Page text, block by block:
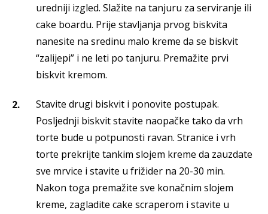
uredniji izgled. Slažite na tanjuru za serviranje ili
cake boardu. Prije stavljanja prvog biskvita
nanesite na sredinu malo kreme da se biskvit
“zalijepi” i ne leti po tanjuru. Premažite prvi
biskvit kremom.
Stavite drugi biskvit i ponovite postupak.
Posljednji biskvit stavite naopačke tako da vrh
torte bude u potpunosti ravan. Stranice i vrh
torte prekrijte tankim slojem kreme da zauzdate
sve mrvice i stavite u frižider na 20-30 min.
Nakon toga premažite sve konačnim slojem
kreme, zagladite cake scraperom i stavite u